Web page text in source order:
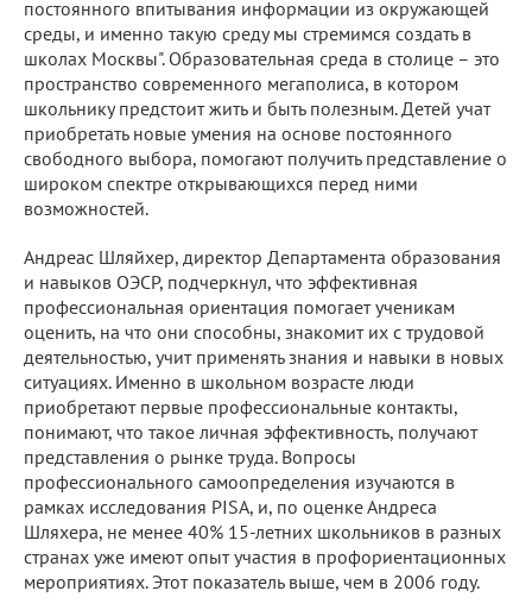
постоянного впитывания информации из окружающей
среды, и именно такую среду мы стремимся создать в
школах Москвы". Образовательная среда в столице – это
пространство современного мегаполиса, в котором
школьнику предстоит жить и быть полезным. Детей учат
приобретать новые умения на основе постоянного
свободного выбора, помогают получить представление о
широком спектре открывающихся перед ними
возможностей.
Андреас Шляйхер, директор Департамента образования
и навыков ОЭСР, подчеркнул, что эффективная
профессиональная ориентация помогает ученикам
оценить, на что они способны, знакомит их с трудовой
деятельностью, учит применять знания и навыки в новых
ситуациях. Именно в школьном возрасте люди
приобретают первые профессиональные контакты,
понимают, что такое личная эффективность, получают
представления о рынке труда. Вопросы
профессионального самоопределения изучаются в
рамках исследования PISA, и, по оценке Андреса
Шляхера, не менее 40% 15-летних школьников в разных
странах уже имеют опыт участия в профориентационных
мероприятиях. Этот показатель выше, чем в 2006 году.